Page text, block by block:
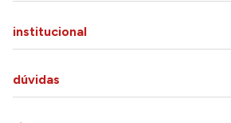
institucional
dúvidas